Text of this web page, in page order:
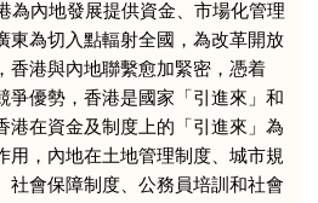
內地發展提供資金、市場化管理
東為切入點輻射全國，為改革開放
香港與內地聯繫愈加緊密，憑着
爭優勢，香港是國家「引進來」和
港在資金及制度上的「引進來」為
用，內地在土地管理制度、城市規
社會保障制度、公務員培訓和社會